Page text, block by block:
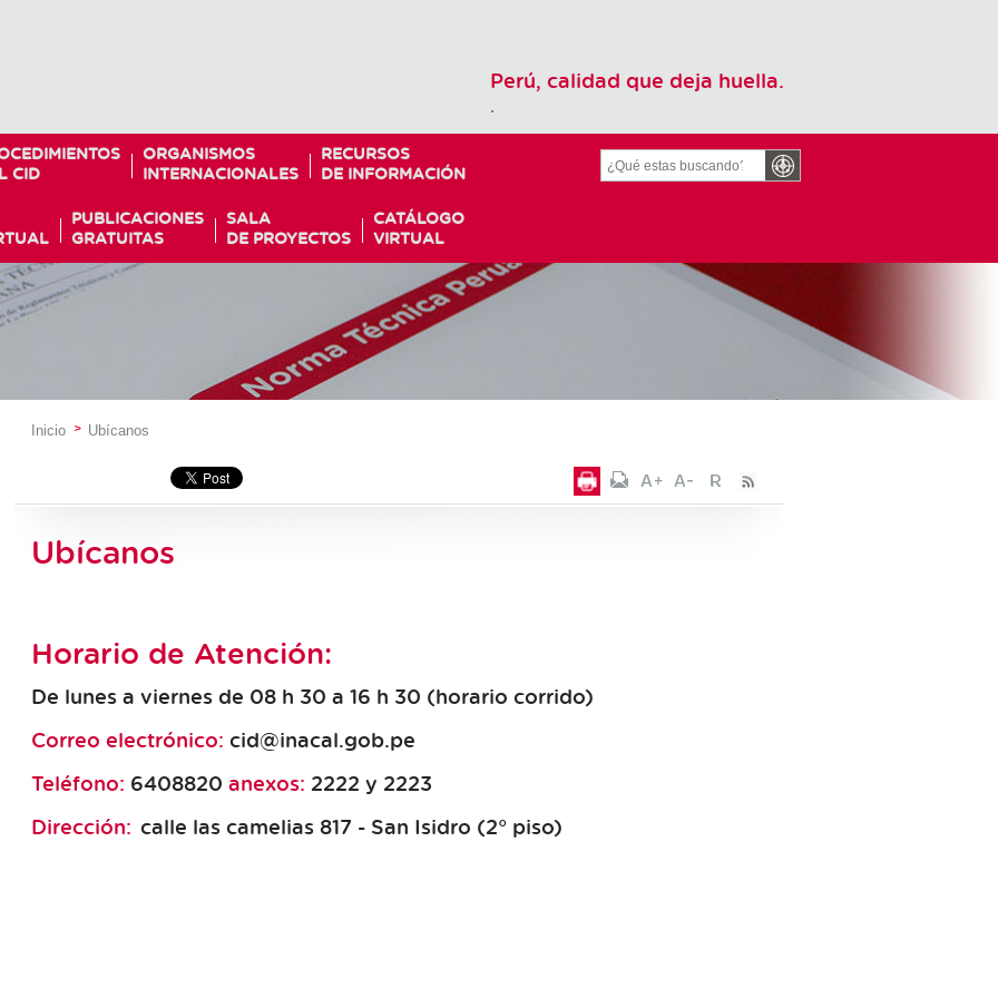
Perú, calidad que deja huella.
.
CID
ORGANISMOS
INTERNACIONALES
RECURSOS
DE INFORMACIÓN
PUBLICACIONES
GRATUITAS
SALA
DE PROYECTOS
CATÁLOGO
VIRTUAL
Inicio Ubícanos
Ubícanos
Horario de Atención:
De lunes a viernes de 08 h 30 a 16 h 30 (horario corrido)
Correo electrónico: cid@inacal.gob.pe
Teléfono: 6408820 anexos: 2222 y 2223
Dirección: calle las camelias 817 - San Isidro (2° piso)